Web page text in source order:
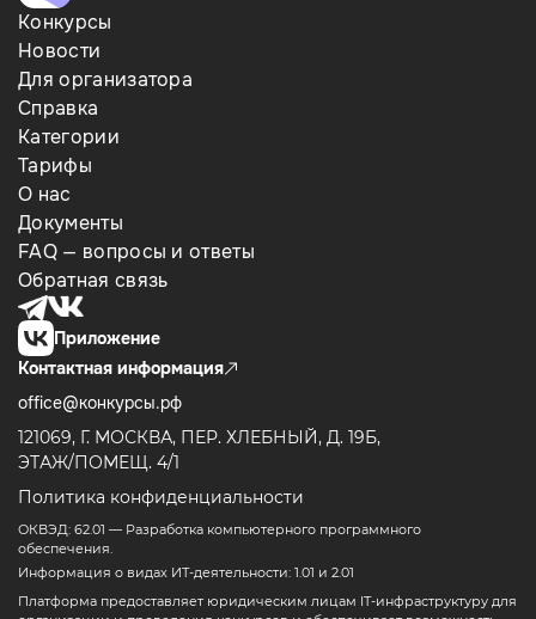
Конкурсы
Новости
Для организатора
Справка
Категории
Тарифы
О нас
Документы
FAQ — вопросы и ответы
Обратная связь
Приложение
Контактная информация
office@конкурсы.рф
121069, Г. МОСКВА, ПЕР. ХЛЕБНЫЙ, Д. 19Б,
ЭТАЖ/ПОМЕЩ. 4/1
Политика конфиденциальности
ОКВЭД: 62.01 — Разработка компьютерного программного
обеспечения.
Информация о видах ИТ-деятельности: 1.01 и 2.01
Платформа предоставляет юридическим лицам IT-инфраструктуру для